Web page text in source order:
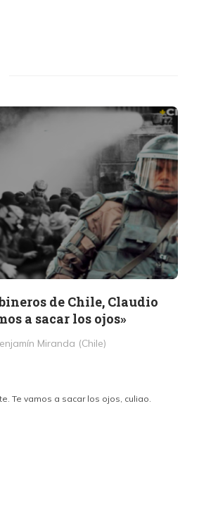
de Chile, Claudio
a sacar los ojos»
Miranda (Chile)
Te vamos a sacar los ojos, culiao.